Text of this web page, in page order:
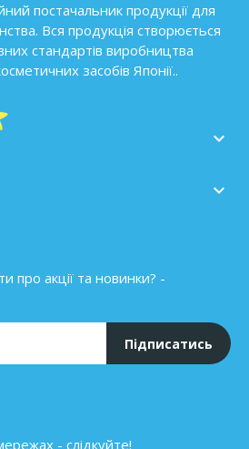
постачальник продукції для
Вся продукція створюється
стандартів виробництва
засобів Японії..


про акції та новинки? -
Підписатись
- слідкуйте!